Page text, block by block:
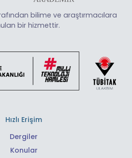
bilime ve araştırmacılara
bir hizmettir.
Hızlı Erişim
Dergiler
Konular